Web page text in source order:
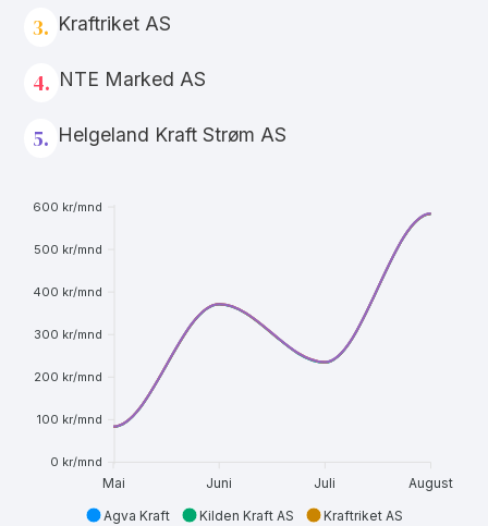
3. Kraftriket AS
4. NTE Marked AS
5. Helgeland Kraft Strøm AS
600 kr/mnd
500 kr/mnd
400 kr/mnd
300 kr/mnd
200 kr/mnd
100 kr/mnd
0 kr/mnd
Mai Juni Juli August
Agva Kraft Kilden Kraft AS
Kraftriket AS